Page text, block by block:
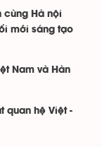
cùng Hà nội
mới sáng tạo
Nam và Hàn
quan hệ Việt -